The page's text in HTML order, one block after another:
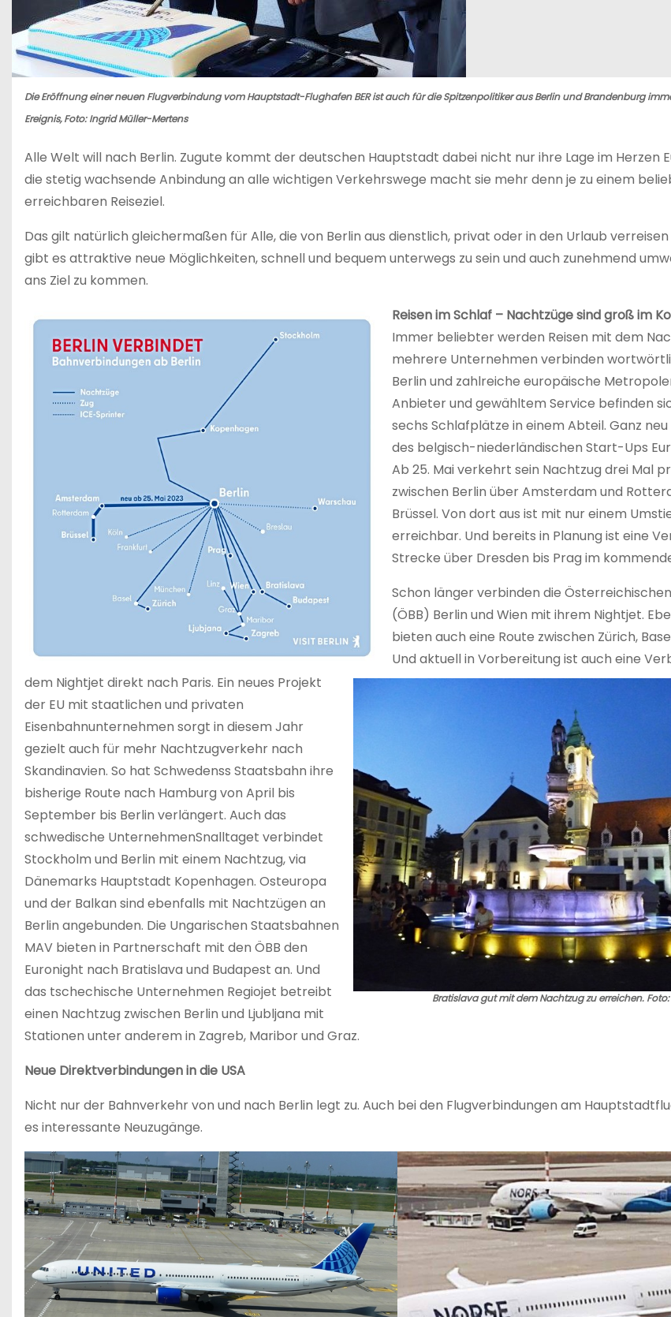
Die Eröffnung einer neuen Flugverbindung vom Hauptstadt-Flughafen BER ist auch für die Spitzenpolitiker aus Berlin und Brandenburg
Ereignis, Foto: Ingrid Müller-Mertens
Alle Welt will nach Berlin. Zugute kommt der deutschen Hauptstadt dabei nicht nur ihre Lage im Herzen
die stetig wachsende Anbindung an alle wichtigen Verkehrswege macht sie mehr denn je zu einem
erreichbaren Reiseziel.
Das gilt natürlich gleichermaßen für Alle, die von Berlin aus dienstlich, privat oder in den Urlaub
gibt es attraktive neue Möglichkeiten, schnell und bequem unterwegs zu sein und auch zunehmend
ans Ziel zu kommen.
Reisen im Schlaf – Nachtzüge sind groß im
Immer beliebter werden Reisen mit dem
mehrere Unternehmen verbinden
Berlin und zahlreiche europäische
Anbieter und gewähltem Service befinden
sechs Schlafplätze in einem Abteil. Ganz
des belgisch-niederländischen Start-Ups
Ab 25. Mai verkehrt sein Nachtzug drei Mal
zwischen Berlin über Amsterdam und
Brüssel. Von dort aus ist mit nur einem
erreichbar. Und bereits in Planung ist eine
Strecke über Dresden bis Prag im
Bratislava gut mit dem Nachtzug zu erreichen.
Schon länger verbinden die
(ÖBB) Berlin und Wien mit ihrem Nightjet.
bieten auch eine Route zwischen Zürich,
Und aktuell in Vorbereitung ist auch eine
dem Nightjet direkt nach Paris. Ein neues Projekt
der EU mit staatlichen und privaten
Eisenbahnunternehmen sorgt in diesem Jahr
gezielt auch für mehr Nachtzugverkehr nach
Skandinavien. So hat Schwedenss Staatsbahn ihre
bisherige Route nach Hamburg von April bis
September bis Berlin verlängert. Auch das
schwedische UnternehmenSnalltaget verbindet
Stockholm und Berlin mit einem Nachtzug, via
Dänemarks Hauptstadt Kopenhagen. Osteuropa
und der Balkan sind ebenfalls mit Nachtzügen an
Berlin angebunden. Die Ungarischen Staatsbahnen
MAV bieten in Partnerschaft mit den ÖBB den
Euronight nach Bratislava und Budapest an. Und
das tschechische Unternehmen Regiojet betreibt
einen Nachtzug zwischen Berlin und Ljubljana mit
Stationen unter anderem in Zagreb, Maribor und Graz.
Neue Direktverbindungen in die USA
Nicht nur der Bahnverkehr von und nach Berlin legt zu. Auch bei den Flugverbindungen am
es interessante Neuzugänge.